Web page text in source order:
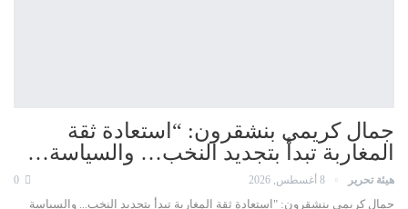
جمال كريمي بنشقرون: “استعادة ثقة
المغاربة تبدأ بتجديد النخب… والسياسة…
هيئة تحرير 8 أغسطس, 2026
جمال كريمي بنشقرون: "استعادة ثقة المغاربة تبدأ بتجديد النخب... والسياسة